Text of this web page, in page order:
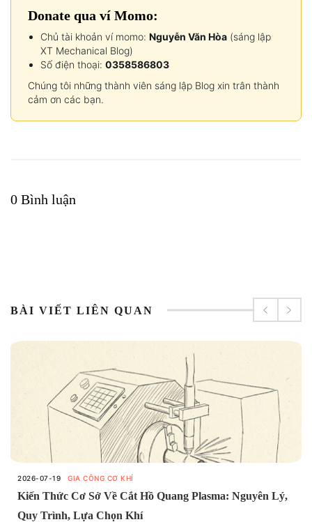
Donate qua ví Momo:
Chủ tài khoản ví momo: Nguyễn Văn Hòa (sáng lập
XT Mechanical Blog)
Số điện thoại: 0358586803
Chúng tôi những thành viên sáng lập Blog xin trân thành
cảm ơn các bạn.
0 Bình luận
BÀI VIẾT LIÊN QUAN
2026-07-19 GIA CÔNG CƠ KHÍ
Kiến Thức Cơ Sở Về Cắt Hồ Quang Plasma: Nguyên Lý,
Quy Trình, Lựa Chọn Khí